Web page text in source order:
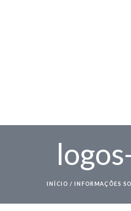
INÍCIO / INFORMAÇÕES